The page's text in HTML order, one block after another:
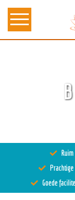
Docenten Goede